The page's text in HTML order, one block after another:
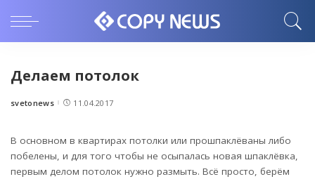
Делаем потолок
Posted
svetonews 11.04.2017
В основном в квартирах потолки или прошпаклёваны либо
побелены, и для того чтобы не осыпалась новая шпаклёвка,
первым делом потолок нужно размыть. Всё просто, берём